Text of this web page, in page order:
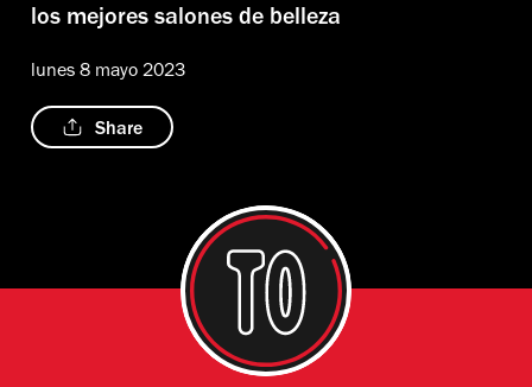
los mejores salones de belleza
lunes 8 mayo 2023
Share